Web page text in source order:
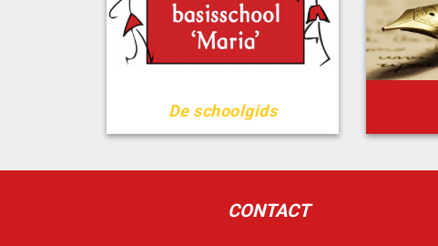
De schoolgids
CONTACT